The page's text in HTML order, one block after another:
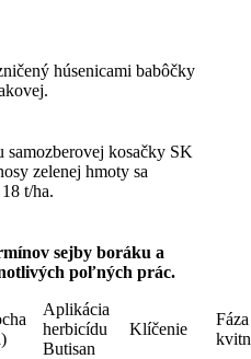
húsenicami babôčky
samozberovej kosačky SK
zelenej hmoty sa
t/ha.
sejby boráku a
poľných prác.
Aplikácia
herbicídu
Butisan
Klíčenie